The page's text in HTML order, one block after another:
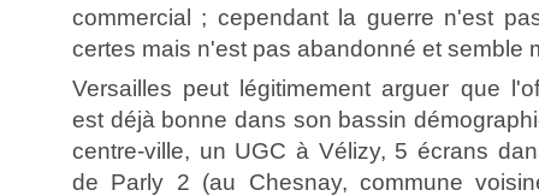
commercial ; cependant la guerre n'est
certes mais n'est pas abandonné et semble
Versailles peut légitimement arguer que
est déjà bonne dans son bassin
centre-ville, un UGC à Vélizy, 5 écrans
de Parly 2 (au Chesnay, commune